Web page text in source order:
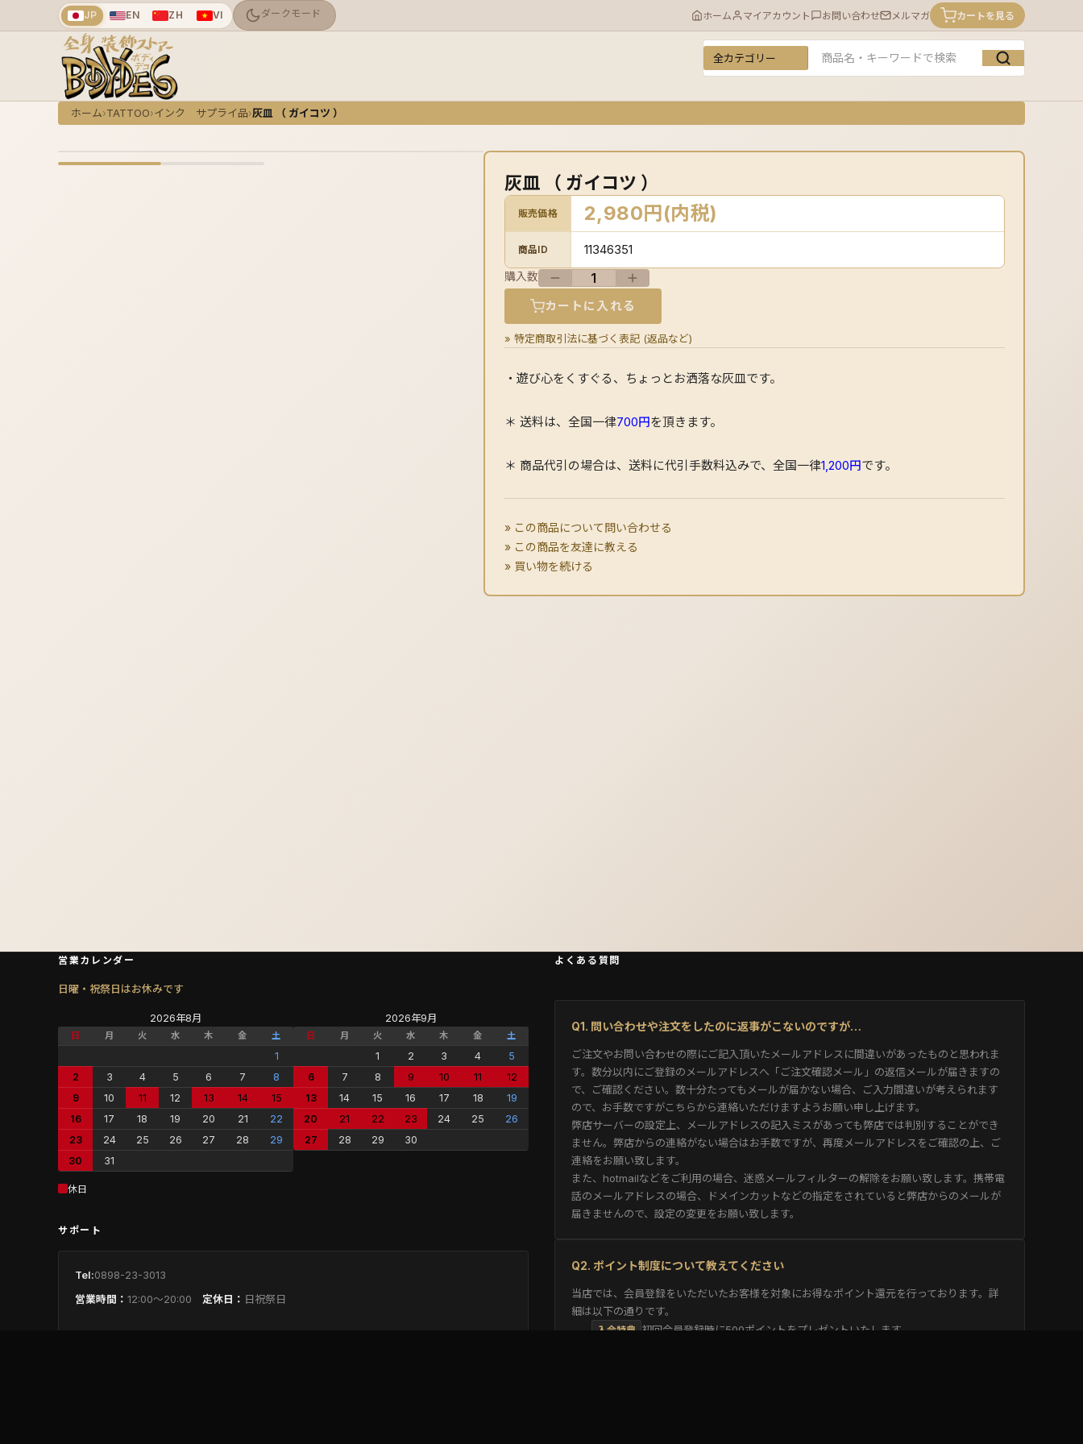
JP EN ZH VI ホーム マイアカウント お問い合わせ メルマガ カートを見る
カテゴリー
キーワード
ホーム›TATTOO›インク サプライ品›灰皿 （ ガイコツ ）
灰皿 （ ガイコツ ）
販売価格 2,980円(内税)
商品ID 11346351
購入数
カートに入れる
» 特定商取引法に基づく表記 (返品など)
・遊び心をくすぐる、ちょっとお洒落な灰皿です。
＊ 送料は、全国一律700円を頂きます。
＊ 商品代引の場合は、送料に代引手数料込みで、全国一律1,200円です。
この商品について問い合わせる
この商品を友達に教える
買い物を続ける
営業カレンダー
日曜・祝祭日はお休みです
2026年8月
日 月 火 水 木 金 土
1
2
3 4 5 6 7
8
9
10 11 12 13 14
15
16
17 18 19 20 21
22
23
24 25 26 27 28
29
30
31
2026年9月
日 月 火 水 木 金 土
1 2 3 4
5
6
7 8 9 10 11
12
13
14 15 16 17 18
19
20
21 22 23 24 25
26
27
28 29 30
休日
サポート
Tel:0898-23-3013
営業時間： 12:00〜20:00 定休日： 日祝祭日
よくある質問
Q1. 問い合わせや注文をしたのに返事がこないのですが…
ご注文やお問い合わせの際にご記入頂いたメールアドレスに間違いがあったものと思われま
す。数分以内にご登録のメールアドレスへ「ご注文確認メール」の返信メールが届きますの
で、ご確認ください。数十分たってもメールが届かない場合、ご入力間違いが考えられます
ので、お手数ですがこちらから連絡いただけますようお願い申し上げます。
弊店サーバーの設定上、メールアドレスの記入ミスがあっても弊店では判別することができ
ません。弊店からの連絡がない場合はお手数ですが、再度メールアドレスをご確認の上、ご
連絡をお願い致します。
また、hotmailなどをご利用の場合、迷惑メールフィルターの解除をお願い致します。携帯電
話のメールアドレスの場合、ドメインカットなどの指定をされていると弊店からのメールが
届きませんので、設定の変更をお願い致します。
Q2. ポイント制度について教えてください
当店では、会員登録をいただいたお客様を対象にお得なポイント還元を行っております。詳
細は以下の通りです。
入会特典 初回会員登録時に500ポイントをプレゼントいたします。